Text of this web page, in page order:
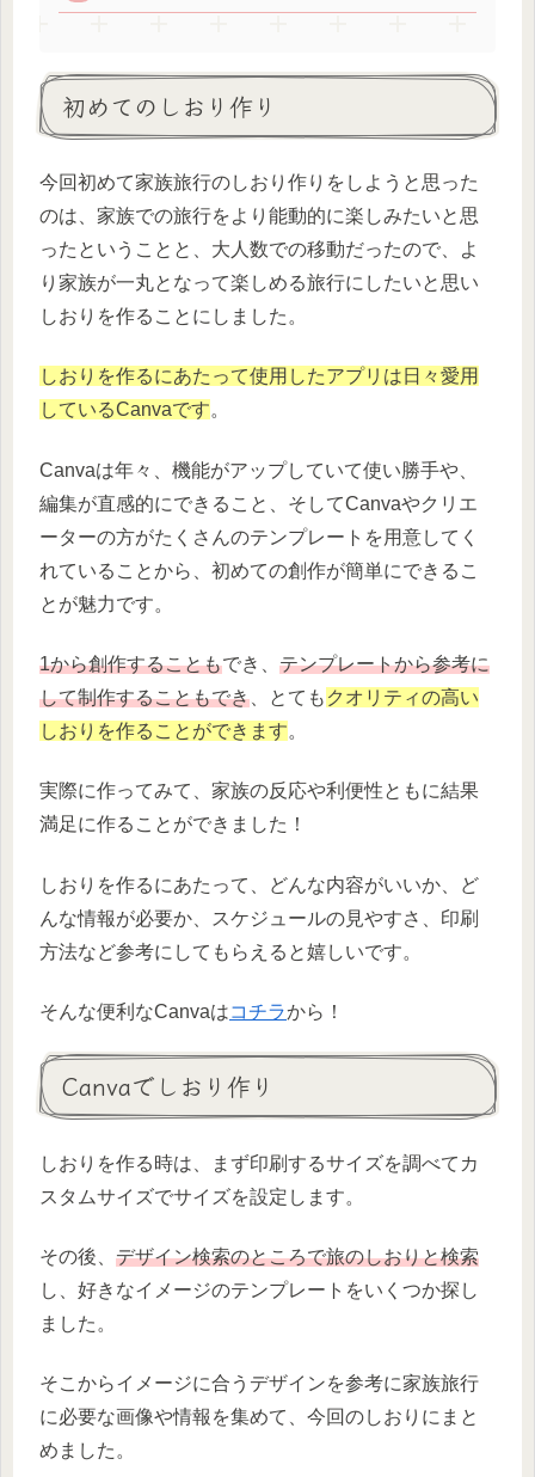
初めてのしおり作り
今回初めて家族旅行のしおり作りをしようと思った
のは、家族での旅行をより能動的に楽しみたいと思
ったということと、大人数での移動だったので、よ
り家族が一丸となって楽しめる旅行にしたいと思い
しおりを作ることにしました。
しおりを作るにあたって使用したアプリは日々愛用
しているCanvaです。
Canvaは年々、機能がアップしていて使い勝手や、
編集が直感的にできること、そしてCanvaやクリエ
ーターの方がたくさんのテンプレートを用意してく
れていることから、初めての創作が簡単にできるこ
とが魅力です。
1から創作することもでき、 テンプレートから参考に
して制作することもでき 、とても クオリティの高い
しおりを作ることができます。
実際に作ってみて、家族の反応や利便性ともに結果
満足に作ることができました！
しおりを作るにあたって、どんな内容がいいか、ど
んな情報が必要か、スケジュールの見やすさ、印刷
方法など参考にしてもらえると嬉しいです。
そんな便利なCanvaはコチラから！
Canvaでしおり作り
しおりを作る時は、まず印刷するサイズを調べてカ
スタムサイズでサイズを設定します。
その後、 デザイン検索のところで旅のしおりと検索
し、好きなイメージのテンプレートをいくつか探し
ました。
そこからイメージに合うデザインを参考に家族旅行
に必要な画像や情報を集めて、今回のしおりにまと
めました。